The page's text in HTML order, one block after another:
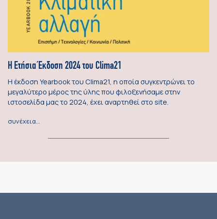
Η Ετήσια Έκδοση 2024 του Clima21
Η έκδοση Yearbook του Clima21, η οποία συγκεντρώνει το
μεγαλύτερο μέρος της ύλης που φιλοξενήσαμε στην
ιστοσελίδα μας το 2024, έχει αναρτηθεί στο site.
συνέχεια…